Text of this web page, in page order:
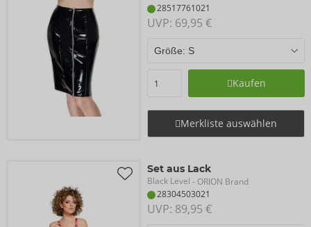
28517761021
UVP: 69,95 €
Kaufen
Merkliste auswählen
Set aus Lack
Black Level - ORION Brand
28304503021
UVP: 89,95 €